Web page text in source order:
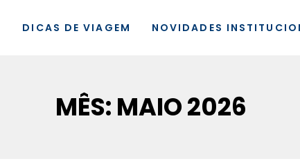
DICAS DE VIAGEM NOVIDADES
MÊS: MAIO 2026